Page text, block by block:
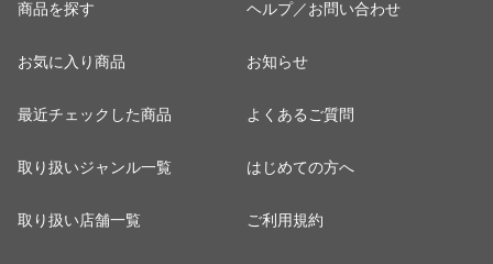
商品を探す
お気に入り商品
最近チェックした商品
取り扱いジャンル一覧
取り扱い店舗一覧
ヘルプ／お問い合わせ
お知らせ
よくあるご質問
はじめての方へ
ご利用規約